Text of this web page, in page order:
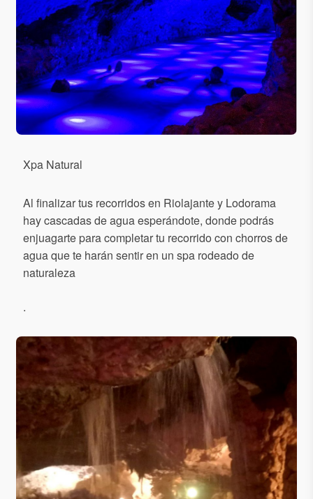
Xpa Natural
Al finalizar tus recorridos en Riolajante y Lodorama
hay cascadas de agua esperándote, donde podrás
enjuagarte para completar tu recorrido con chorros de
agua que te harán sentir en un spa rodeado de
naturaleza
.